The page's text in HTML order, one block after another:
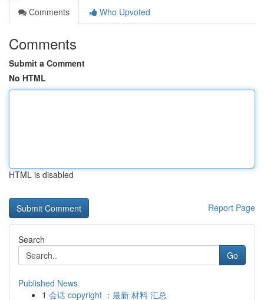
Comments
Who Upvoted
Comments
Submit a Comment
No HTML
HTML is disabled
Report Page
Search
Go
Published News
1 会话 copyright ：最新 材料 汇总